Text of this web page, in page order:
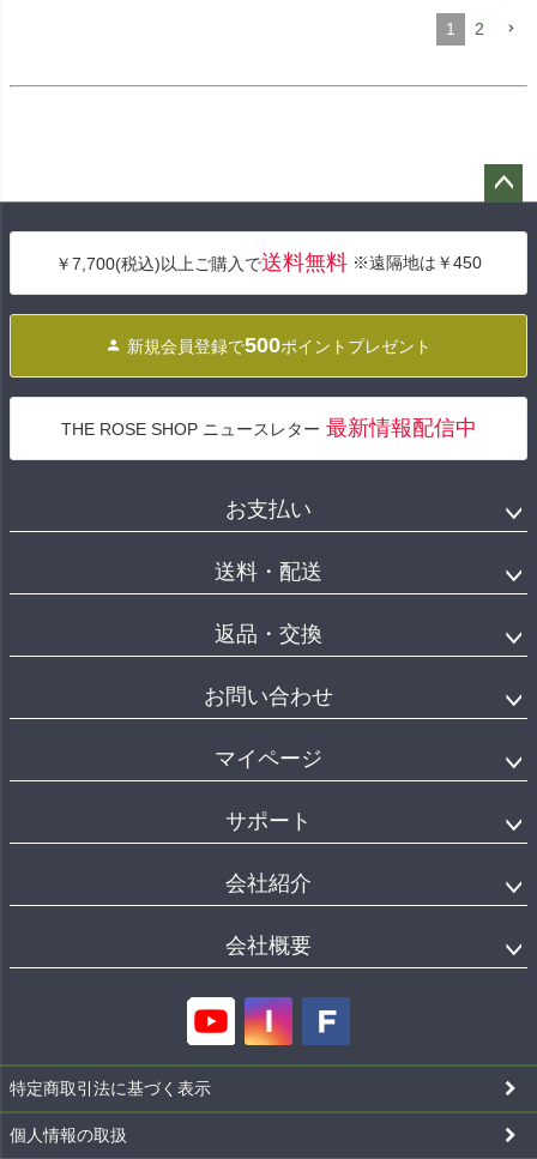
1 2
へ
￥7,700(税込)以上ご購入で送料無料 ※遠隔地は￥450
新規会員登録で500ポイントプレゼント
THE ROSE SHOP ニュースレター 最新情報配信中
お支払い
送料・配送
返品・交換
お問い合わせ
マイページ
サポート
会社紹介
会社概要
特定商取引法に基づく表示
個人情報の取扱